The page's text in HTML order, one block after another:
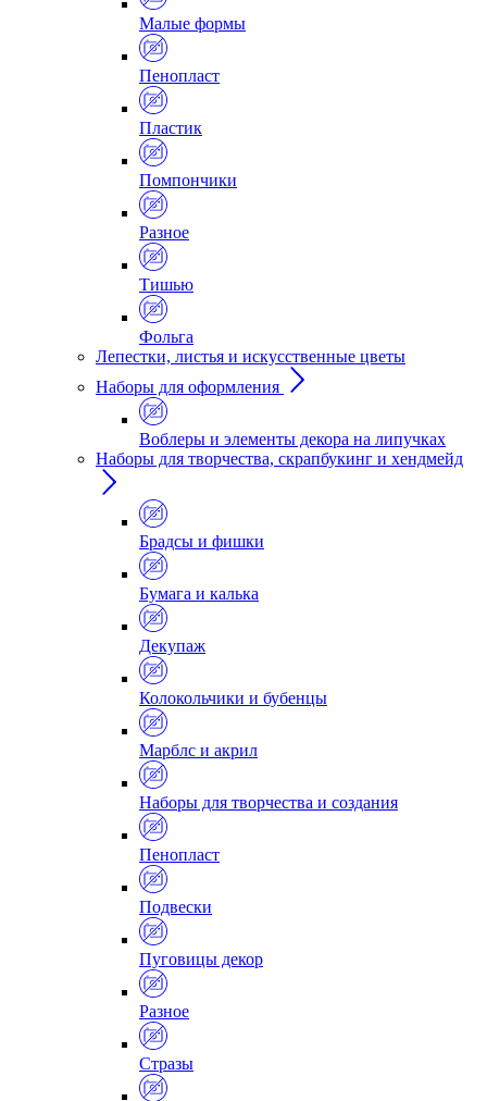
Малые формы
Пенопласт
Пластик
Помпончики
Разное
Тишью
Фольга
Лепестки, листья и искусственные цветы
Наборы для оформления
Воблеры и элементы декора на липучках
Наборы для творчества, скрапбукинг и хендмейд
Брадсы и фишки
Бумага и калька
Декупаж
Колокольчики и бубенцы
Марблс и акрил
Наборы для творчества и создания
Пенопласт
Подвески
Пуговицы декор
Разное
Стразы